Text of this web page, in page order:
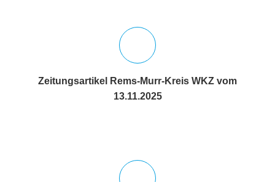
Zeitungsartikel Rems-Murr-Kreis WKZ vom
13.11.2025